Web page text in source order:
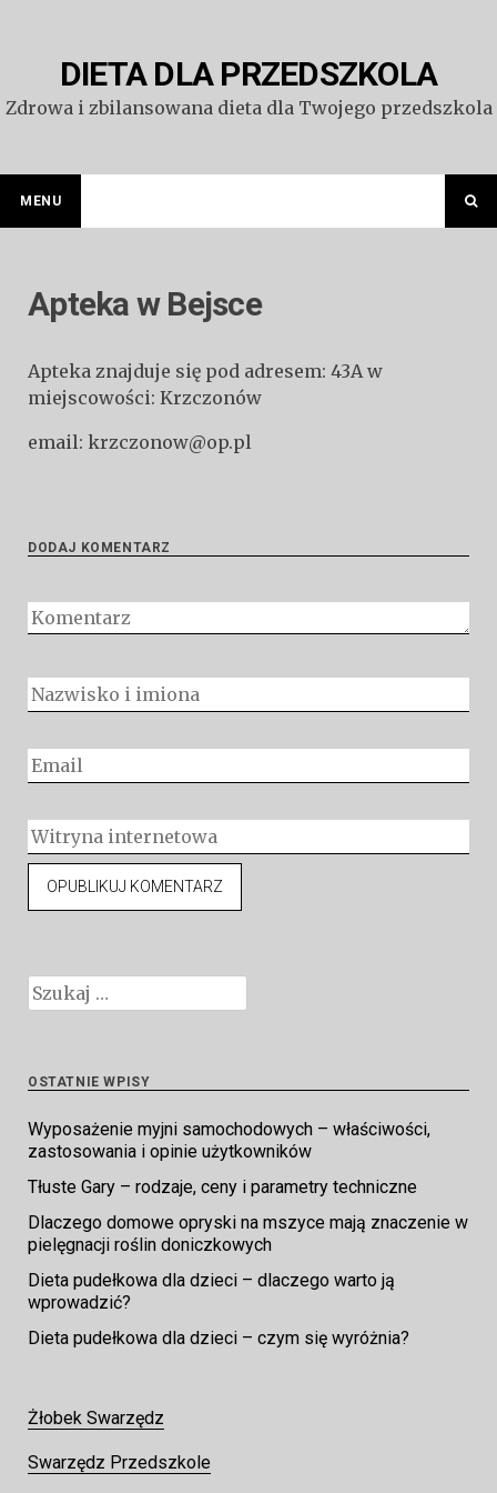
DIETA DLA PRZEDSZKOLA
Zdrowa i zbilansowana dieta dla Twojego przedszkola
MENU
Apteka w Bejsce
Apteka znajduje się pod adresem: 43A w
miejscowości: Krzczonów
email: krzczonow@op.pl
DODAJ KOMENTARZ
Szukaj:
OSTATNIE WPISY
Wyposażenie myjni samochodowych – właściwości,
zastosowania i opinie użytkowników
Tłuste Gary – rodzaje, ceny i parametry techniczne
Dlaczego domowe opryski na mszyce mają znaczenie w
pielęgnacji roślin doniczkowych
Dieta pudełkowa dla dzieci – dlaczego warto ją
wprowadzić?
Dieta pudełkowa dla dzieci – czym się wyróżnia?
Żłobek Swarzędz
Swarzędz Przedszkole